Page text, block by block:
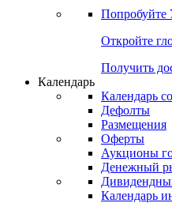
Попробуйте
Откройте
Получить
Календарь
Календарь
Дефолты
Размещения
Оферты
Аукционы
Денежный
Календарь